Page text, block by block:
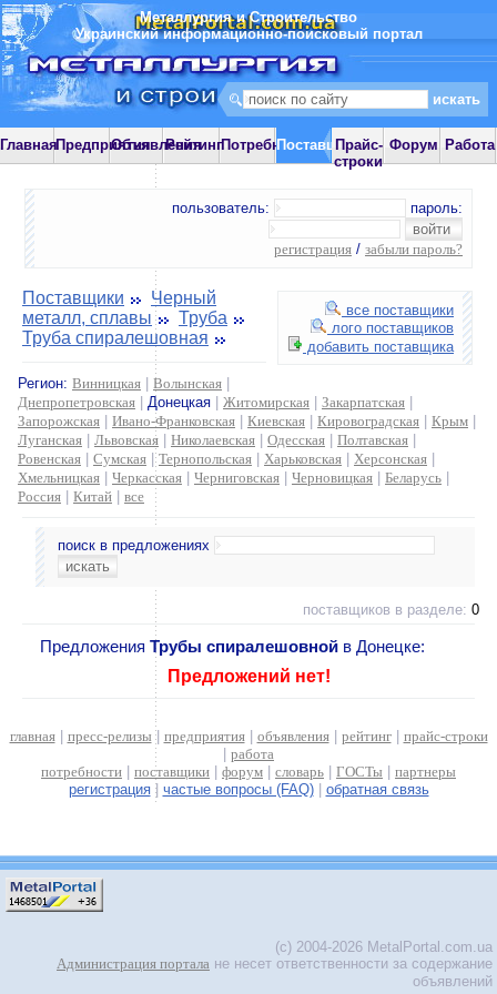
Металлургия и Строительство
Украинский информационно-поисковый портал
ГлавнаяПредприятияОбъявления
РейтингПотребностиПоставщики
Прайс-
строки
Форум Работа
пользователь: пароль:
регистрация / забыли пароль?
все поставщики
лого поставщиков
добавить поставщика
Поставщики
Черный
металл, сплавы
Труба
Труба спиралешовная
Регион: Винницкая Волынская
Днепропетровская
Донецкая Житомирская Закарпатская
Запорожская
Ивано-Франковская Киевская Кировоградская Крым
Луганская
Львовская Николаевская Одесская Полтавская
Ровенская
Сумская |Тернопольская Харьковская Херсонская
Хмельницкая
Черкасская Черниговская Черновицкая Беларусь
Россия
Китай все
поиск в предложениях
поставщиков в разделе: 0
Предложения Трубы спиралешовной в Донецке:
Предложений нет!
главная| пресс-релизы | предприятия| объявления| рейтинг| прайс-строки
работа
потребности
поставщики форум словарь ГОСТы
партнеры
регистрация| частые вопросы (FAQ)| обратная связь
(c) 2004-2026 MetalPortal.com.ua
Администрация портала не несет ответственности за содержание
объявлений